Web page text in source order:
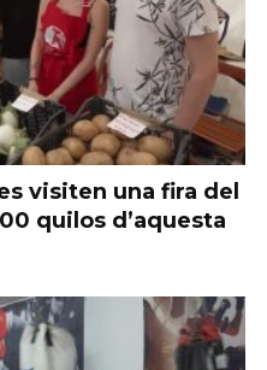
visiten una fira del
quilos d’aquesta